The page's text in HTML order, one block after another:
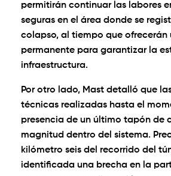
permitirán continuar las labores
seguras en el área donde se
colapso, al tiempo que ofrecerán
permanente para garantizar la
infraestructura.
Por otro lado, Mast detalló que
técnicas realizadas hasta el
presencia de un último tapón de
magnitud dentro del sistema.
kilómetro seis del recorrido del
identificada una brecha en la